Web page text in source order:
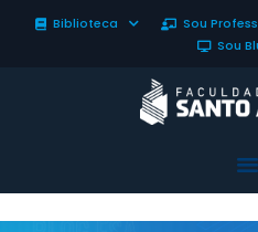
Biblioteca Sou
Sou